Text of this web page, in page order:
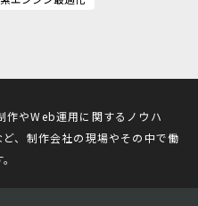
やWeb運用に関するノウハ
、制作会社の現場やその中で働